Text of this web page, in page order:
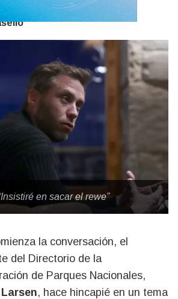
en sacar el rewe”
del Directorio de la
de Parques Nacionales,
, hace hincapié en un tema